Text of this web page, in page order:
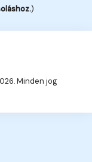
)
Minden jog